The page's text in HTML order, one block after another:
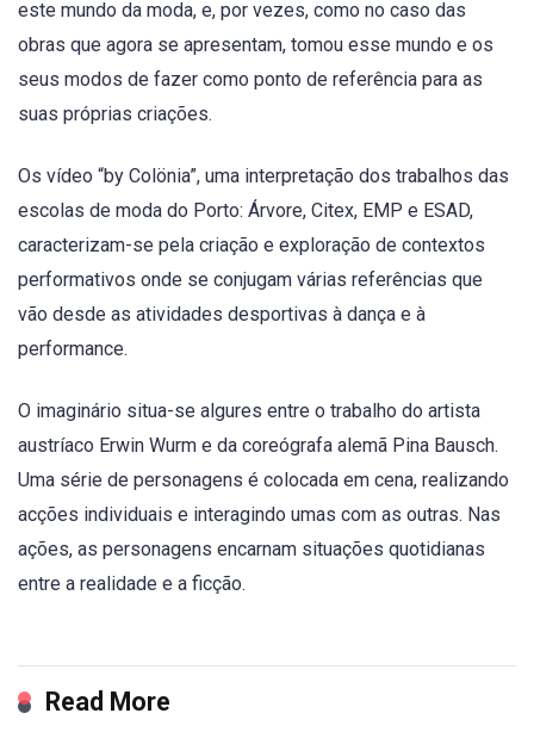
este mundo da moda, e, por vezes, como no caso das
obras que agora se apresentam, tomou esse mundo e os
seus modos de fazer como ponto de referência para as
suas próprias criações.
Os vídeo “by Colönia”, uma interpretação dos trabalhos das
escolas de moda do Porto: Árvore, Citex, EMP e ESAD,
caracterizam-se pela criação e exploração de contextos
performativos onde se conjugam várias referências que
vão desde as atividades desportivas à dança e à
performance.
O imaginário situa-se algures entre o trabalho do artista
austríaco Erwin Wurm e da coreógrafa alemã Pina Bausch.
Uma série de personagens é colocada em cena, realizando
acções individuais e interagindo umas com as outras. Nas
ações, as personagens encarnam situações quotidianas
entre a realidade e a ficção.
Read More